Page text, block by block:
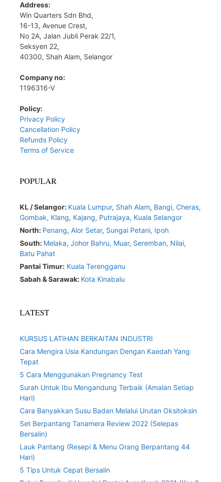
Address:
Win Quarters Sdn Bhd,
16-13, Avenue Crest,
No 2A, Jalan Jubli Perak 22/1,
Seksyen 22,
40300, Shah Alam, Selangor
Company no:
1196316-V
Policy:
Privacy Policy
Cancellation Policy
Refunds Policy
Terms of Service
POPULAR
KL / Selangor: Kuala Lumpur, Shah Alam, Bangi, Cheras,
Gombak, Klang, Kajang, Putrajaya, Kuala Selangor
North: Penang, Alor Setar, Sungai Petani, Ipoh
South: Melaka, Johor Bahru, Muar, Seremban, Nilai,
Batu Pahat
Pantai Timur: Kuala Terengganu
Sabah & Sarawak: Kota Kinabalu
LATEST
KURSUS LATIHAN BERKAITAN INDUSTRI
Cara Mengira Usia Kandungan Dengan Kaedah Yang
Tepat
5 Cara Menggunakan Pregnancy Test
Surah Untuk Ibu Mengandung Terbaik (Amalan Setiap
Hari)
Cara Banyakkan Susu Badan Melalui Urutan Oksitoksin
Set Berpantang Tanamera Review 2022 (Selepas
Bersalin)
Lauk Pantang (Resepi & Menu Orang Berpantang 44
Hari)
5 Tips Untuk Cepat Bersalin